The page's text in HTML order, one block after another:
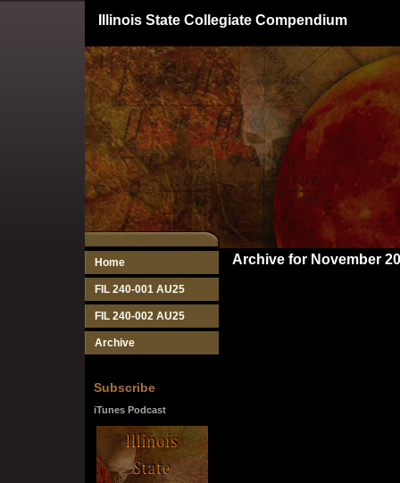
Illinois State Collegiate Compendium
Home
FIL 240-001 AU25
FIL 240-002 AU25
Archive
Subscribe
iTunes Podcast
Archive for November